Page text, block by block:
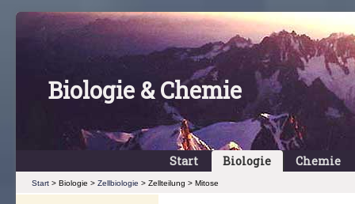
Biologie & Chemie
Start Biologie Chemie
Start > Biologie > Zellbiologie > Zellteilung > Mitose